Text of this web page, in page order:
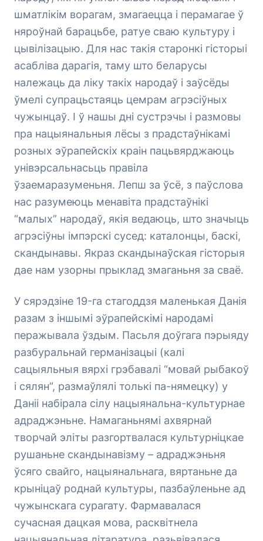
шматлікім ворагам, змагаецца і перамагае ў
няроўнай барацьбе, ратуе сваю культуру і
цывілізацыю. Для нас такія старонкі гісторыі
асабліва дарагія, таму што беларусы
належаць да ліку такіх народаў і заўсёды
ўмелі супрацьстаяць цемрам агрэсіўных
чужынцаў. І ў нашы дні сустрэчы і размовы
пра нацыянальныя лёсы з прадстаўнікамі
розных эўрапейскіх краін пацьвярджаюць
унівэрсальнасьць правіла
ўзаемаразуменьня. Лепш за ўсё, з паўслова
нас разумеюць менавіта прадстаўнікі
“малых” народаў, якія ведаюць, што значыць
агрэсіўны імпэрскі сусед: каталонцы, баскі,
скандынавы. Якраз скандынаўская гісторыя
дае нам узорны прыклад змаганьня за сваё.
У сярэдзіне 19-га стагоддзя маленькая Данія
разам з іншымі эўрапейскімі народамі
перажывала ўздым. Пасьля доўгага пэрыяду
разбуральнай германізацыі (калі
сацыяльныя вярхі грэбавалі “мовай рыбакоў
і сялян”, размаўлялі толькі па-нямецку) у
Даніі набірала сілу нацыянальна-культурнае
адраджэньне. Намаганьнямі ахвярнай
творчай эліты разгортвалася культурніцкае
рушаньне скандынавізму – адраджэньня
ўсяго свайго, нацыянальнага, вяртаньне да
крыніцаў роднай культуры, пазбаўленьне ад
чужынскага сурагату. Фармавалася
сучасная дацкая мова, расквітнела